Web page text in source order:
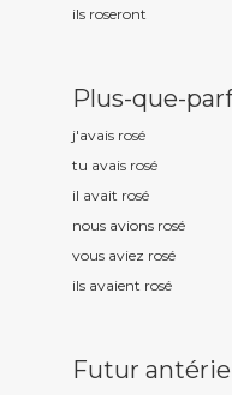
ils roseront
Plus-que-
j'avais rosé
tu avais rosé
il avait rosé
nous avions rosé
vous aviez rosé
ils avaient rosé
Futur